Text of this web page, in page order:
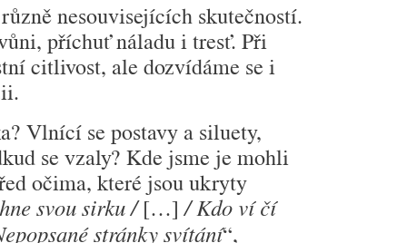
ne­souvisejících skutečností.
příchuť náladu i tresť. Při
citlivost, ale dozvídáme se i
Vlnící se postavy a siluety,
se vzaly? Kde jsme je mohli
očima, které jsou ukryty
svou sirku /[…] / Kdo ví čí
stránky svítání“,